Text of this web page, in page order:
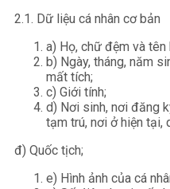
2.1. Dữ liệu cá nhân cơ bản
a) Họ, chữ đệm và
b) Ngày, tháng, năm
mất tích;
c) Giới tính;
d) Nơi sinh, nơi đăng
tạm trú, nơi ở hiện tại,
đ) Quốc tịch;
e) Hình ảnh của cá